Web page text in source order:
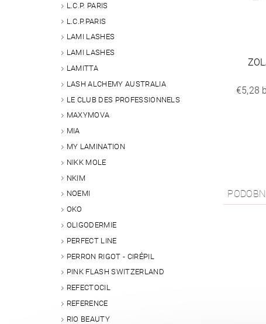
L.C.P. PARIS
L.C.P.PARIS
LAMI LASHES
LAMI LASHES
LAMITTA
LASH ALCHEMY AUSTRALIA
LE CLUB DES PROFESSIONNELS
MAXYMOVA
MIA
MY LAMINATION
NIKK MOLE
NKIM
NOEMI
OKO
OLIGODERMIE
PERFECT LINE
PERRON RIGOT - CIRÉPIL
PINK FLASH SWITZERLAND
REFECTOCIL
REFERENCE
RIO BEAUTY
€5,28